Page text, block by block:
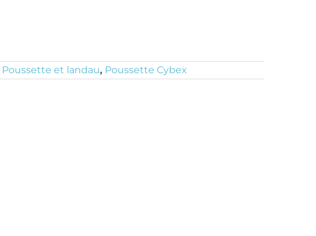
Poussette et landau, Poussette Cybex